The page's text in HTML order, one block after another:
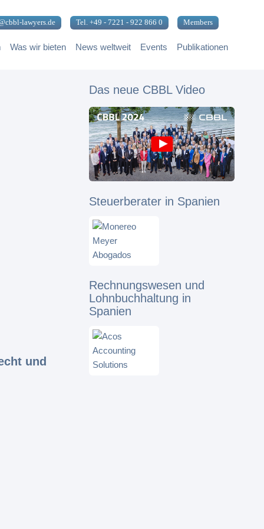
lawyers.de Tel. +49 - 7221 - 922 866 0 Members
Was wir bieten News weltweit Events Publikationen
und
Das neue CBBL Video
Steuerberater in Spanien
Rechnungswesen und
Lohnbuchhaltung in
Spanien